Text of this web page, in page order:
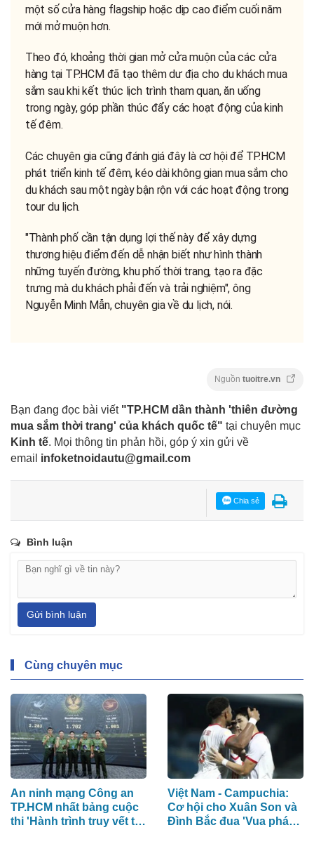
một số cửa hàng flagship hoặc dịp cao điểm cuối năm
mới mở muộn hơn.
Theo đó, khoảng thời gian mở cửa muộn của các cửa
hàng tại TP.HCM đã tạo thêm dư địa cho du khách mua
sắm sau khi kết thúc lịch trình tham quan, ăn uống
trong ngày, góp phần thúc đẩy các hoạt động của kinh
tế đêm.
Các chuyên gia cũng đánh giá đây là cơ hội để TP.HCM
phát triển kinh tế đêm, kéo dài không gian mua sắm cho
du khách sau một ngày bận rộn với các hoạt động trong
tour du lịch.
"Thành phố cần tận dụng lợi thế này để xây dựng
thương hiệu điểm đến dễ nhận biết như hình thành
những tuyến đường, khu phố thời trang, tạo ra đặc
trưng mà du khách phải đến và trải nghiệm", ông
Nguyễn Minh Mẫn, chuyên gia về du lịch, nói.
Nguồn tuoitre.vn
Bạn đang đọc bài viết "TP.HCM dần thành 'thiên đường
mua sắm thời trang' của khách quốc tế" tại chuyên mục
Kinh tế. Mọi thông tin phản hồi, góp ý xin gửi về
email infoketnoidautu@gmail.com
Chia sẻ
Bình luận
Gửi bình luận
Cùng chuyên mục
An ninh mạng Công an
TP.HCM nhất bảng cuộc
thi 'Hành trình truy vết tội
Việt Nam - Campuchia:
Cơ hội cho Xuân Son và
Đình Bắc đua 'Vua phá